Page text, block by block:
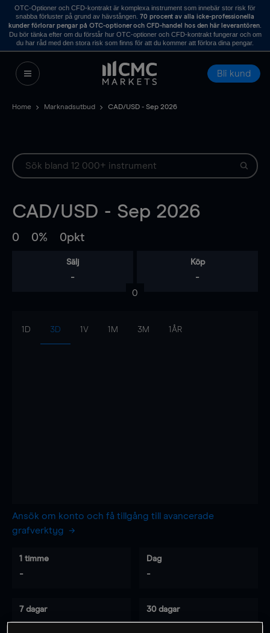
OTC-Optioner och CFD-kontrakt är komplexa instrument som innebär stor risk för
snabba förluster på grund av hävstången. 70 procent av alla icke-professionella
kunder förlorar pengar på OTC-optioner och CFD-handel hos den här leverantören.
Du bör tänka efter om du förstår hur OTC-optioner och CFD-kontrakt fungerar och om
du har råd med den stora risk som finns för att du kommer att förlora dina pengar.
Bli kund
Home Marknadsutbud CAD/USD - Sep 2026
CAD/USD - Sep 2026
0 0% 0pkt
Sälj
-
Köp
-
0
1D 3D 1V 1M 3M 1ÅR
Ansök om konto och få tillgång till avancerade
grafverktyg
1 timme
-
Dag
-
7 dagar
-
30 dagar
-